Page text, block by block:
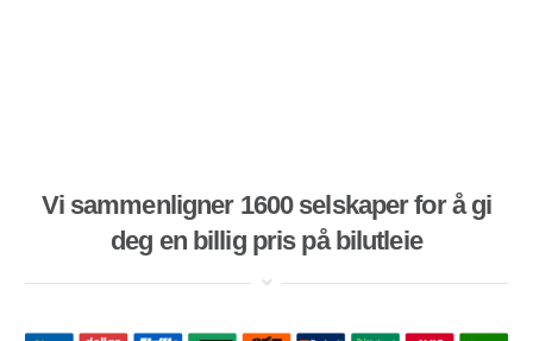
Vi sammenligner 1600 selskaper for å gi
deg en billig pris på bilutleie